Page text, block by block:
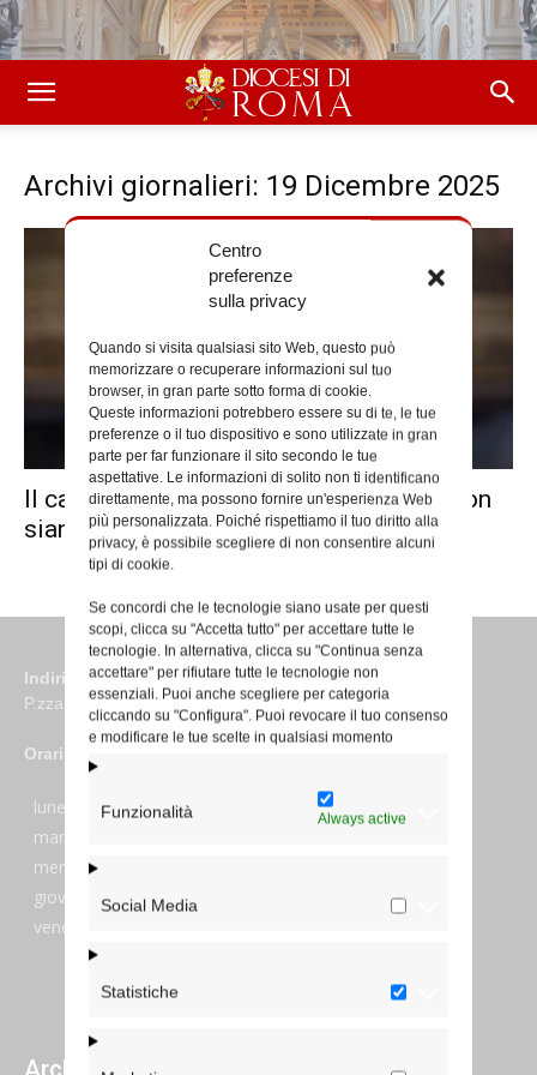
Centro
preferenze
sulla privacy
Quando si visita qualsiasi sito Web, questo può
memorizzare o recuperare informazioni sul tuo
browser, in gran parte sotto forma di cookie.
Queste informazioni potrebbero essere su di te, le tue
preferenze o il tuo dispositivo e sono utilizzate in gran
parte per far funzionare il sito secondo le tue
aspettative. Le informazioni di solito non ti identificano
direttamente, ma possono fornire un'esperienza Web
più personalizzata. Poiché rispettiamo il tuo diritto alla
privacy, è possibile scegliere di non consentire alcuni
tipi di cookie.
Se concordi che le tecnologie siano usate per questi
scopi, clicca su "Accetta tutto" per accettare tutte le
tecnologie. In alternativa, clicca su "Continua senza
accettare" per rifiutare tutte le tecnologie non
essenziali. Puoi anche scegliere per categoria
cliccando su "Configura". Puoi revocare il tuo consenso
e modificare le tue scelte in qualsiasi momento
Funzionalità Always active
Social Media
Statistiche
Archivi giornalieri: 19 Dicembre 2025
Il cardinale Reina a Tv2000: “Seminari non
siano campane di vetro”
Indirizzo
P.zza S. Giovanni in Laterano 6 00184 Roma
Orari
lunedi:
7:45–13:45
martedi:
mercoledi:
giovedi:
7:45–13:45
venerdi: